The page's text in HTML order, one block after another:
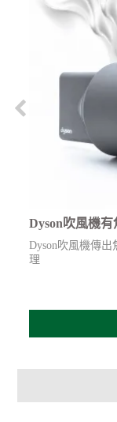
Dyson吹風機
Dyson吹風機傳
理